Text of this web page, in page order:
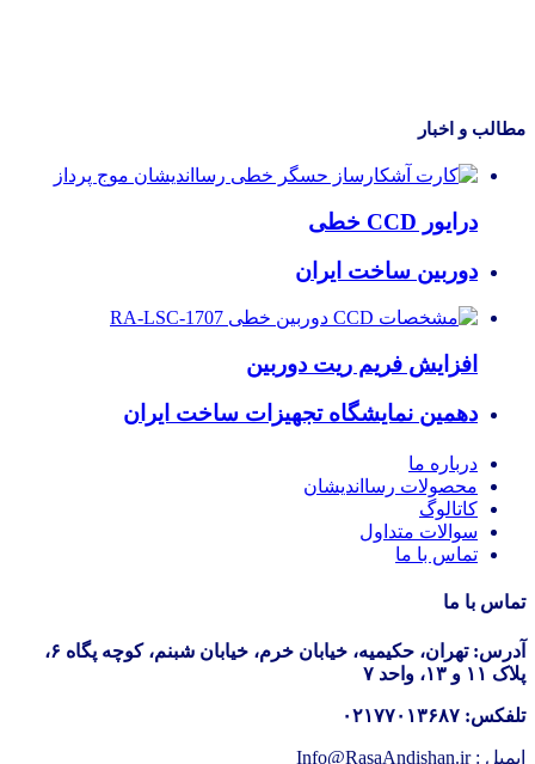
مطالب و اخبار
درایور CCD خطی
دوربین ساخت ایران
افزایش فریم ریت دوربین
دهمین نمایشگاه تجهیزات ساخت ایران
درباره ما
محصولات رسااندیشان
کاتالوگ
سوالات متداول
تماس با ما
تماس با ما
آدرس: تهران، حکیمیه، خیابان خرم، خیابان شبنم، کوچه پگاه ۶،
پلاک ۱۱ و ۱۳، واحد ۷
تلفکس: ۰۲۱۷۷۰۱۳۶۸۷
ایمیل : Info@RasaAndishan.ir